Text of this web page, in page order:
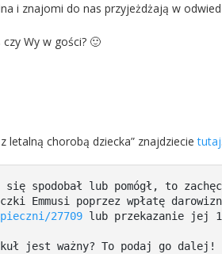
i znajomi do nas przyjeżdżają w
Wy w gości? 🙂
letalną chorobą dziecka” znajdziecietutaj
spodobał lub pomógł, to
27709 lub przekazanie jej
jest ważny? To podaj go dalej!